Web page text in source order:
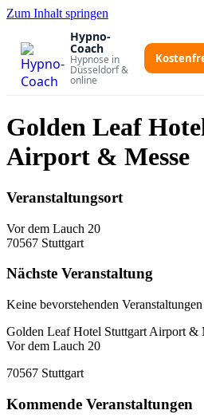
Zum Inhalt springen
Hypno-
Coach
Hypnose in
Düsseldorf &
online
Golden Leaf
Airport & Messe
Veranstaltungsort
Vor dem Lauch 20
70567 Stuttgart
Nächste Veranstaltung
Keine bevorstehenden Veranstaltungen
Golden Leaf Hotel Stuttgart Airport &
Vor dem Lauch 20
70567 Stuttgart
Kommende Veranstaltungen